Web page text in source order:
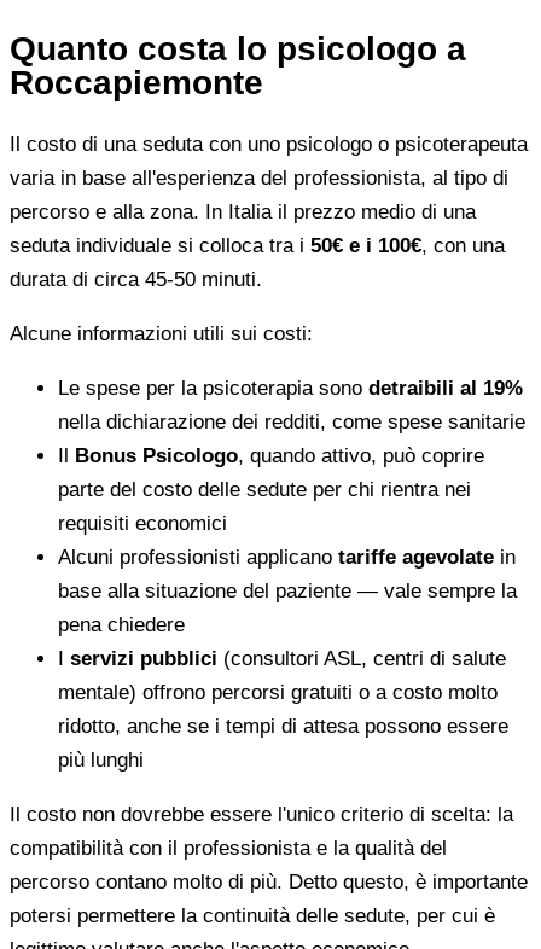
Quanto costa lo psicologo a
Roccapiemonte
Il costo di una seduta con uno psicologo o psicoterapeuta
varia in base all'esperienza del professionista, al tipo di
percorso e alla zona. In Italia il prezzo medio di una
seduta individuale si colloca tra i 50€ e i 100€, con una
durata di circa 45-50 minuti.
Alcune informazioni utili sui costi:
Le spese per la psicoterapia sono detraibili al 19%
nella dichiarazione dei redditi, come spese sanitarie
Il Bonus Psicologo, quando attivo, può coprire
parte del costo delle sedute per chi rientra nei
requisiti economici
Alcuni professionisti applicano tariffe agevolate in
base alla situazione del paziente — vale sempre la
pena chiedere
I servizi pubblici (consultori ASL, centri di salute
mentale) offrono percorsi gratuiti o a costo molto
ridotto, anche se i tempi di attesa possono essere
più lunghi
Il costo non dovrebbe essere l'unico criterio di scelta: la
compatibilità con il professionista e la qualità del
percorso contano molto di più. Detto questo, è importante
potersi permettere la continuità delle sedute, per cui è